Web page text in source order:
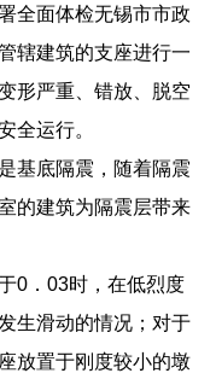
全面体检无锡市市政
辖建筑的支座进行一
形严重、错放、脱空
全运行。
基底隔震，随着隔震
的建筑为隔震层带来
0．03时，在低烈度
生滑动的情况；对于
放置于刚度较小的墩